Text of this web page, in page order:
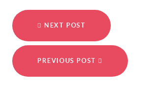
NEXT POST
PREVIOUS POST